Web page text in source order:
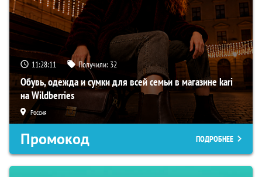
11:28:10 Получили: 32
Обувь, одежда и сумки для всей семьи в магазине kari
на Wildberries
Россия
Промокод ПОДРОБНЕЕ